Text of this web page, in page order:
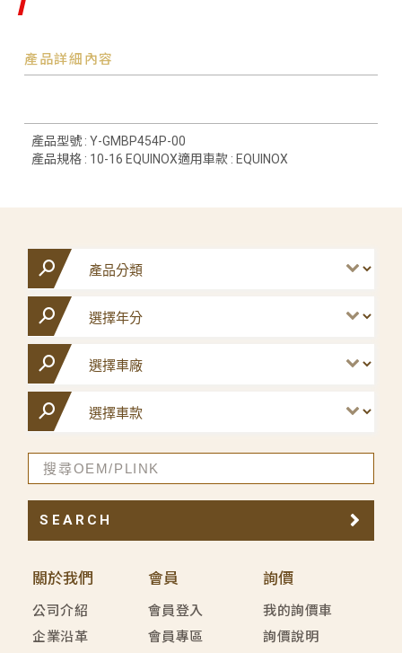
產品詳細內容
產品型號 : Y-GMBP454P-00
產品規格 : 10-16 EQUINOX適用車款 : EQUINOX
關於我們
公司介紹
企業沿革
會員
會員登入
會員專區
詢價
我的詢價車
詢價說明
SEARCH